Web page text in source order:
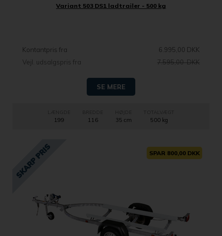
Variant 503 DS1 ladtrailer - 500 kg
Kontantpris fra
6.995,00 DKK
Vejl. udsalgspris fra
7.595,00 DKK
SE MERE
199 116
HØJDE
35 cm
TOTALVÆGT
500 kg
SPAR 800,00 DKK